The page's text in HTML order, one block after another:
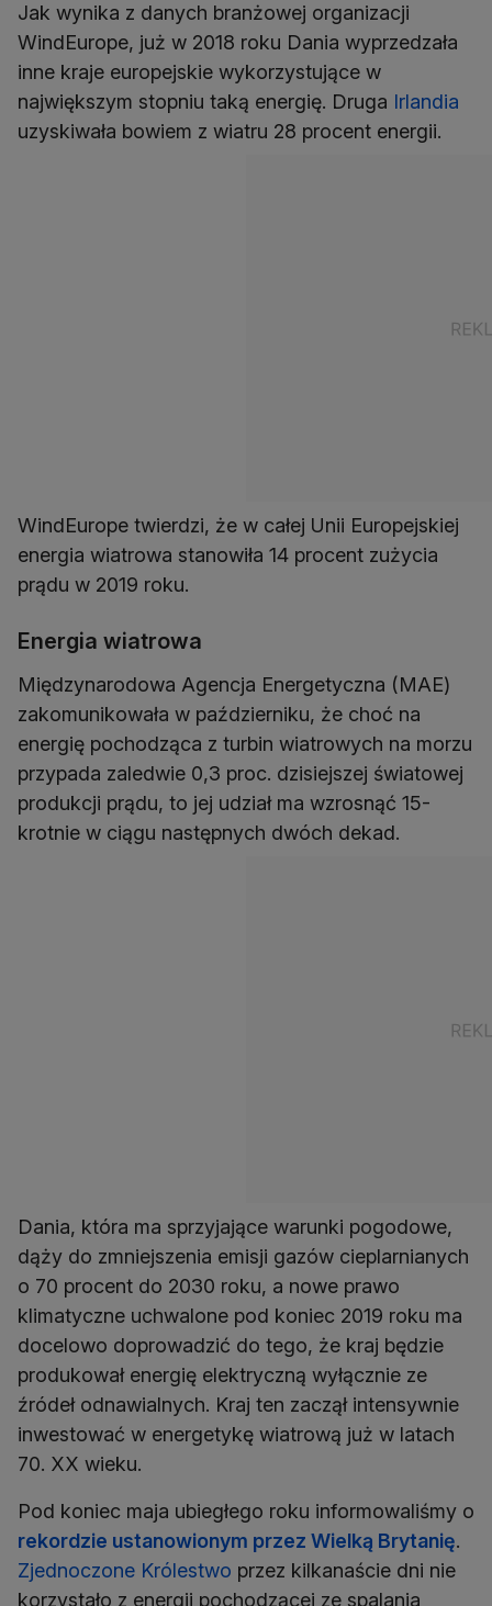
Jak wynika z danych branżowej organizacji
WindEurope, już w 2018 roku Dania wyprzedzała
inne kraje europejskie wykorzystujące w
największym stopniu taką energię. Druga Irlandia
uzyskiwała bowiem z wiatru 28 procent energii.
WindEurope twierdzi, że w całej Unii Europejskiej
energia wiatrowa stanowiła 14 procent zużycia
prądu w 2019 roku.
Energia wiatrowa
Międzynarodowa Agencja Energetyczna (MAE)
zakomunikowała w październiku, że choć na
energię pochodząca z turbin wiatrowych na morzu
przypada zaledwie 0,3 proc. dzisiejszej światowej
produkcji prądu, to jej udział ma wzrosnąć 15-
krotnie w ciągu następnych dwóch dekad.
Dania, która ma sprzyjające warunki pogodowe,
dąży do zmniejszenia emisji gazów cieplarnianych
o 70 procent do 2030 roku, a nowe prawo
klimatyczne uchwalone pod koniec 2019 roku ma
docelowo doprowadzić do tego, że kraj będzie
produkował energię elektryczną wyłącznie ze
źródeł odnawialnych. Kraj ten zaczął intensywnie
inwestować w energetykę wiatrową już w latach
70. XX wieku.
Pod koniec maja ubiegłego roku informowaliśmy o
rekordzie ustanowionym przez Wielką Brytanię.
Zjednoczone Królestwo przez kilkanaście dni nie
korzystało z energii pochodzącej ze spalania